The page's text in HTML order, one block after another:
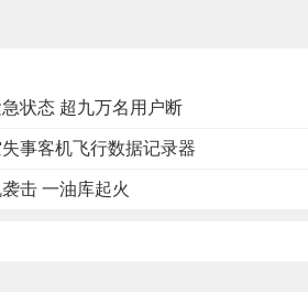
状态 超九万名用户断
事客机飞行数据记录器
击 一油库起火